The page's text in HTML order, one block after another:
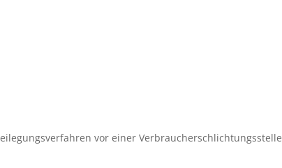
vor einer Verbraucherschlichtungsstelle